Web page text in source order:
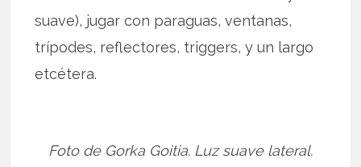
suave), jugar con paraguas, ventanas,
trípodes, reflectores, triggers, y un largo
etcétera.
Foto de Gorka Goitia. Luz suave lateral.